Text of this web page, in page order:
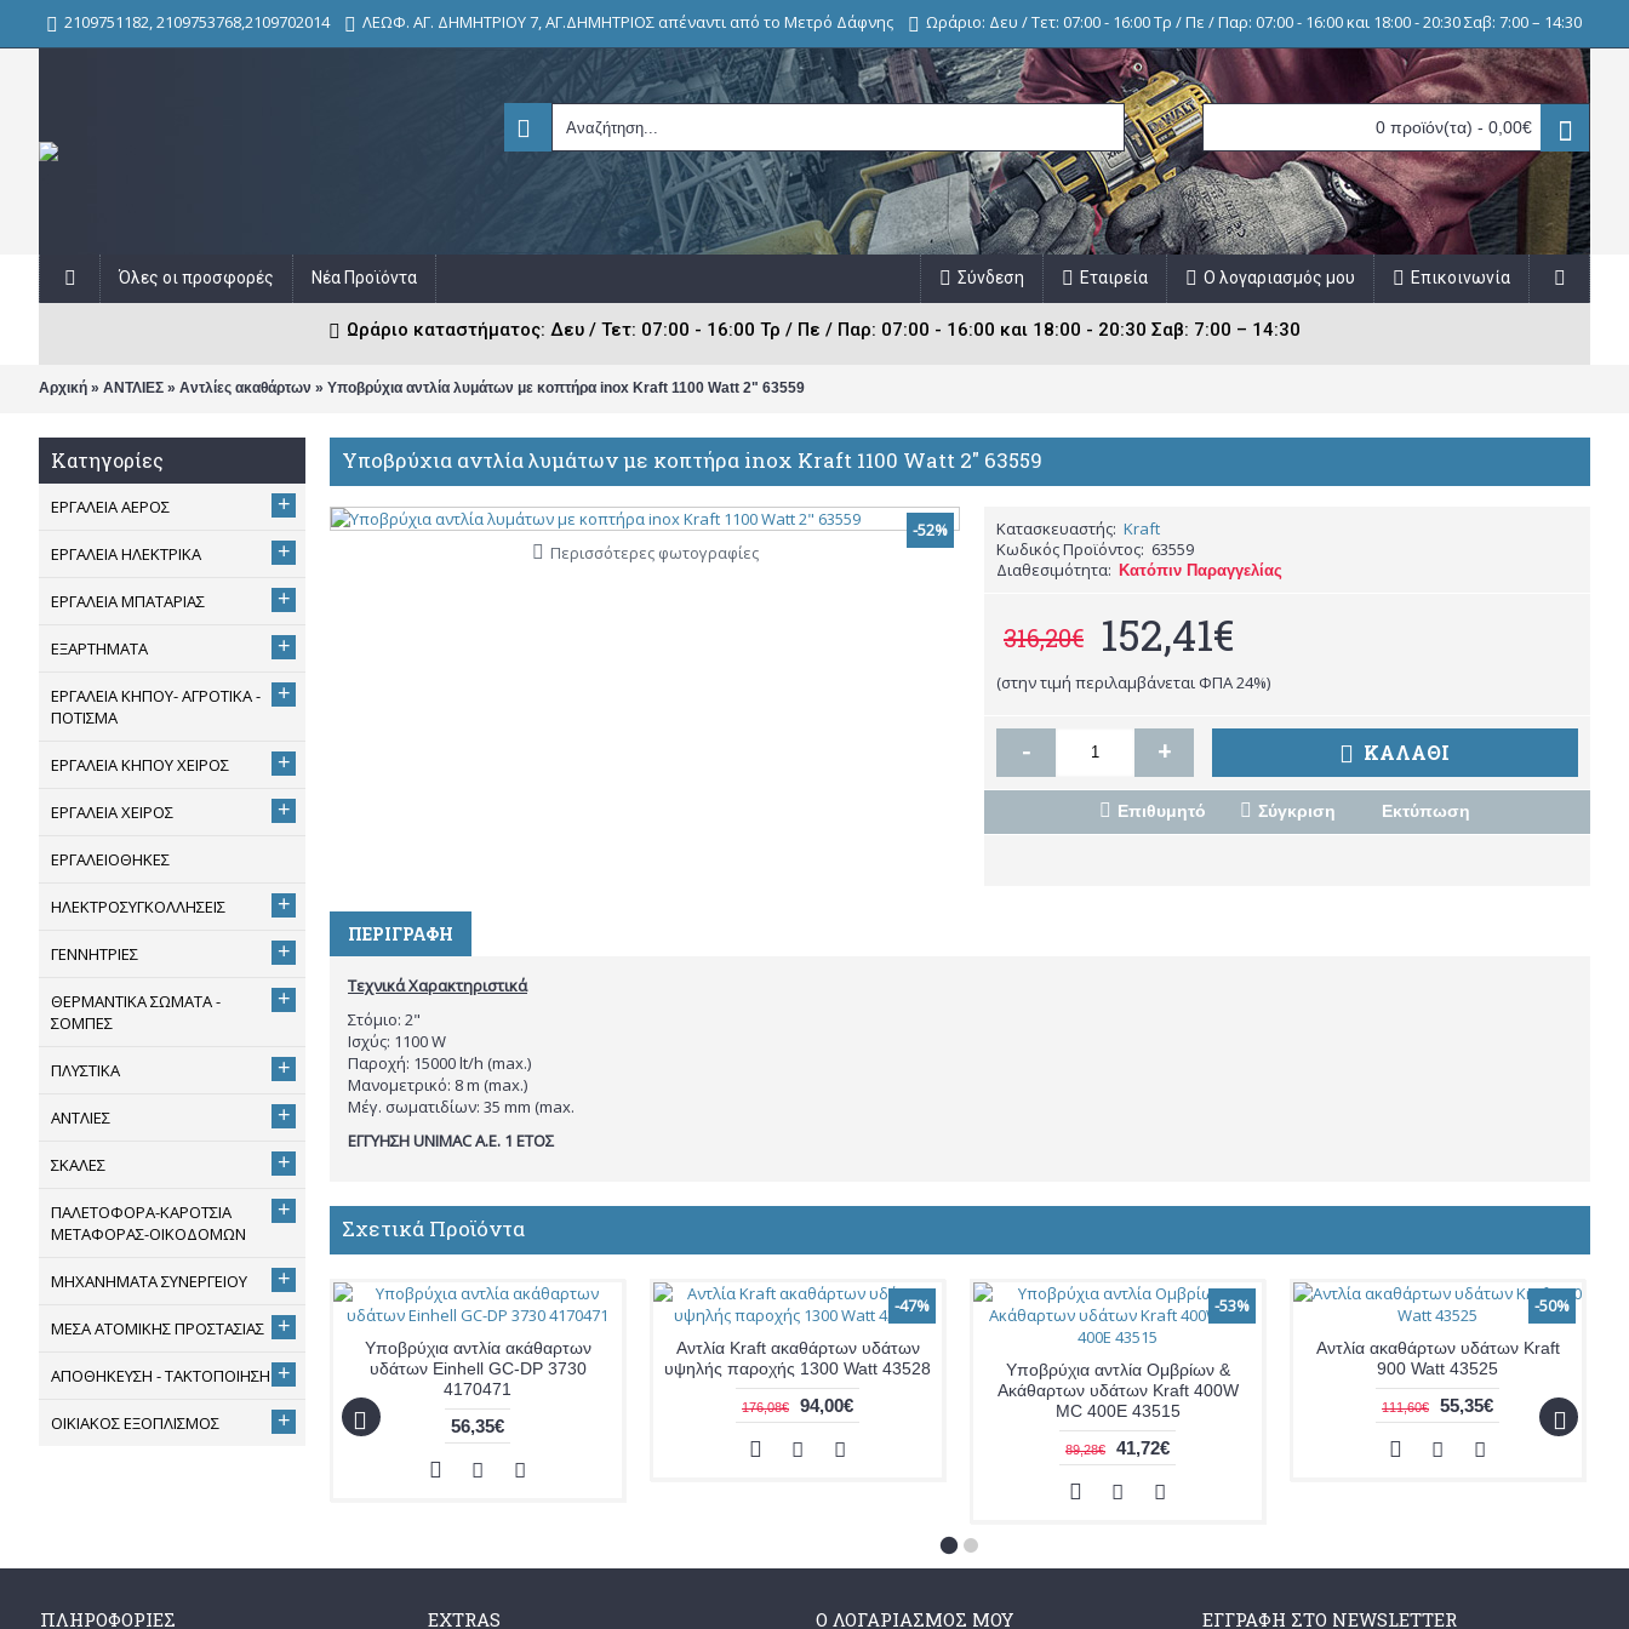
2109751182, 2109753768,2109702014 ΛΕΩΦ. ΑΓ. ΔΗΜΗΤΡΙΟΥ 7, ΑΓ.ΔΗΜΗΤΡΙΟΣ απέναντι από το Μετρό Δάφνης Ωράριο: Δευ / Τετ: 07:00 - 16:00 Τρ / Πε / Παρ: 07:00 - 16:00 και 18:00 - 20:30 Σαβ: 7:00 – 14:30
0 προϊόν(τα) - 0,00€
Όλες οι προσφορές Νέα Προϊόντα Επικοινωνία
Ο λογαριασμός μου
Εταιρεία
Σύνδεση
Ωράριο καταστήματος: Δευ / Τετ: 07:00 - 16:00 Τρ / Πε / Παρ: 07:00 - 16:00 και 18:00 - 20:30 Σαβ: 7:00 – 14:30
Αρχική » ΑΝΤΛΙΕΣ » Αντλίες ακαθάρτων » Υποβρύχια αντλία λυμάτων με κοπτήρα inox Kraft 1100 Watt 2" 63559
Κατηγορίες
ΕΡΓΑΛΕΙΑ ΑΕΡΟΣ +
ΕΡΓΑΛΕΙΑ ΗΛΕΚΤΡΙΚΑ +
ΕΡΓΑΛΕΙΑ ΜΠΑΤΑΡΙΑΣ +
ΕΞΑΡΤΗΜΑΤΑ +
ΕΡΓΑΛΕΙΑ ΚΗΠΟΥ- ΑΓΡΟΤΙΚΑ -
ΠΟΤΙΣΜΑ
+
ΕΡΓΑΛΕΙΑ ΚΗΠΟΥ ΧΕΙΡΟΣ +
ΕΡΓΑΛΕΙΑ ΧΕΙΡΟΣ +
ΕΡΓΑΛΕΙΟΘΗΚΕΣ
ΗΛΕΚΤΡΟΣΥΓΚΟΛΛΗΣΕΙΣ +
ΓΕΝΝΗΤΡΙΕΣ +
ΘΕΡΜΑΝΤΙΚΑ ΣΩΜΑΤΑ -
ΣΟΜΠΕΣ
+
ΠΛΥΣΤΙΚΑ +
ΑΝΤΛΙΕΣ +
ΣΚΑΛΕΣ +
ΠΑΛΕΤΟΦΟΡΑ-ΚΑΡΟΤΣΙΑ
ΜΕΤΑΦΟΡΑΣ-ΟΙΚΟΔΟΜΩΝ
+
ΜΗΧΑΝΗΜΑΤΑ ΣΥΝΕΡΓΕΙΟΥ +
ΜΕΣΑ ΑΤΟΜΙΚΗΣ ΠΡΟΣΤΑΣΙΑΣ +
ΑΠΟΘΗΚΕΥΣΗ - ΤΑΚΤΟΠΟΙΗΣΗ +
ΟΙΚΙΑΚΟΣ ΕΞΟΠΛΙΣΜΟΣ +
Υποβρύχια αντλία λυμάτων με κοπτήρα inox Kraft 1100 Watt 2" 63559
-52%
Περισσότερες φωτογραφίες
Κατασκευαστής: Kraft
Κωδικός Προϊόντος: 63559
Διαθεσιμότητα: Κατόπιν Παραγγελίας
316,20€ 152,41€
(στην τιμή περιλαμβάνεται ΦΠΑ 24%)
- + ΚΑΛΆΘΙ
Επιθυμητό Σύγκριση Εκτύπωση
ΠΕΡΙΓΡΑΦΉ
Τεχνικά Χαρακτηριστικά
Στόμιο: 2"
Ισχύς: 1100 W
Παροχή: 15000 lt/h (max.)
Μανομετρικό: 8 m (max.)
Μέγ. σωματιδίων: 35 mm (max.
ΕΓΓΥΗΣΗ UNIMAC A.E. 1 ΕΤΟΣ
Σχετικά Προϊόντα
Υποβρύχια αντλία ακάθαρτων
υδάτων Einhell GC-DP 3730
4170471
56,35€
-47%
Αντλία Kraft ακαθάρτων υδάτων
υψηλής παροχής 1300 Watt 43528
176,08€ 94,00€
-53%
Υποβρύχια αντλία Ομβρίων &
Ακάθαρτων υδάτων Kraft 400W
MC 400E 43515
89,28€ 41,72€
-50%
Αντλία ακαθάρτων υδάτων Kraft
900 Watt 43525
111,60€ 55,35€
ΠΛΗΡΟΦΟΡΊΕΣ EXTRAS Ο ΛΟΓΑΡΙΑΣΜΌΣ ΜΟΥ ΕΓΓΡΑΦΉ ΣΤΟ NEWSLETTER